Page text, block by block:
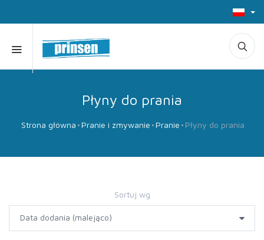
Płyny do prania
Strona główna Pranie i zmywanie Pranie Płyny do prania
Sortuj wg